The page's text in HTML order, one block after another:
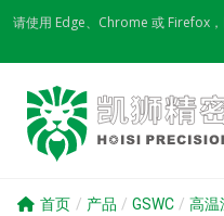
Skip
content
请使用 Edge、Chrome 或 Firefox，
首页 / 产品 / GSWC / 高温